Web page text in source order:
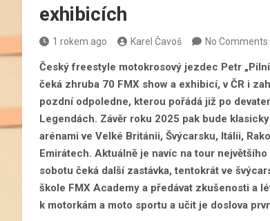
exhibicích
1 rokem ago Karel Čavoš No Comments
Český freestyle motokrosový jezdec Petr
čeká zhruba 70 FMX show a exhibicí, v ČR i
pozdní odpoledne, kterou pořádá již po
Legendách. Závěr roku 2025 pak bude
arénami ve Velké Británii, Švýcarsku, Itálii,
Emirátech. Aktuálně je navíc na tour
sobotu čeká další zastávka, tentokrát ve
škole FMX Academy a předávat zkušenosti a
k motorkám a moto sportu a učit je doslova